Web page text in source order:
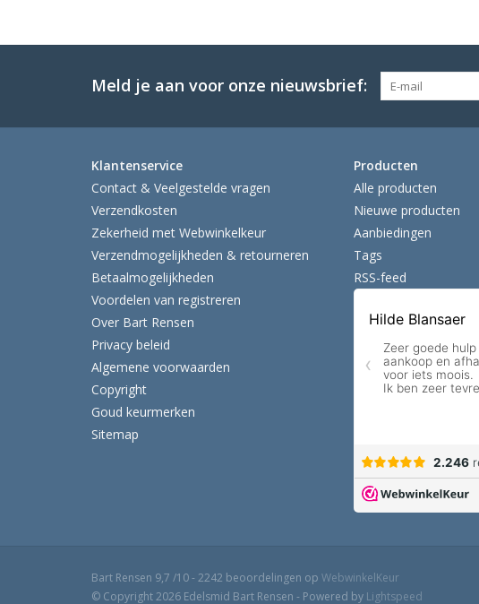
Meld je aan voor onze nieuwsbrief:
Klantenservice
Contact & Veelgestelde vragen
Verzendkosten
Zekerheid met Webwinkelkeur
Verzendmogelijkheden & retourneren
Betaalmogelijkheden
Voordelen van registreren
Over Bart Rensen
Privacy beleid
Algemene voorwaarden
Copyright
Goud keurmerken
Sitemap
Producten
Alle producten
Nieuwe producten
Aanbiedingen
Tags
RSS-feed
Bart Rensen 9,7 /10-2242 beoordelingen op WebwinkelKeur
© Copyright 2026 Edelsmid Bart Rensen - Powered by Lightspeed